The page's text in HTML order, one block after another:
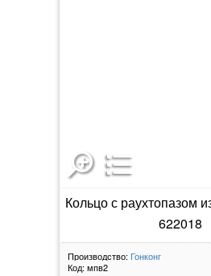
Кольцо с раухтопазом
622018
Производство: Гонконг
Код: мпв2